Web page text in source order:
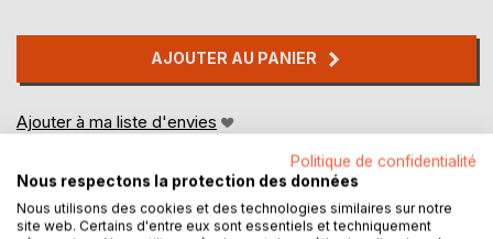
AJOUTER AU PANIER
Ajouter à ma liste d'envies
Politique de confidentialité
Nous respectons la protection des données
Nous utilisons des cookies et des technologies similaires sur notre
site web. Certains d'entre eux sont essentiels et techniquement